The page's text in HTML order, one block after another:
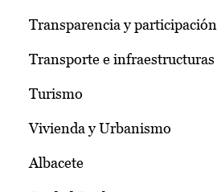
Transparencia y participación
Transporte e infraestructuras
Turismo
Vivienda y Urbanismo
Albacete